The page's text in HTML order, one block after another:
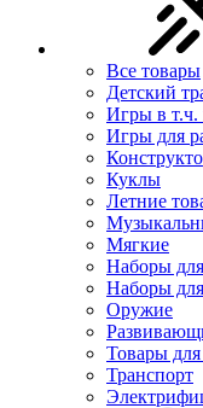
Все товары
Детский
Игры в т.ч.
Игры для
Куклы
Летние
Мягкие
Наборы
Наборы
Оружие
Товары
Транспорт